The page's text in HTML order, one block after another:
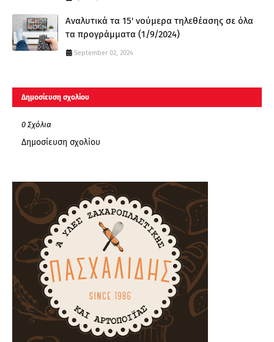
Αναλυτικά τα 15' νούμερα τηλεθέασης σε όλα
τα προγράμματα (1/9/2024)
September 02, 2024
Δημοσίευση σχολίου
0 Σχόλια
Δημοσίευση σχολίου